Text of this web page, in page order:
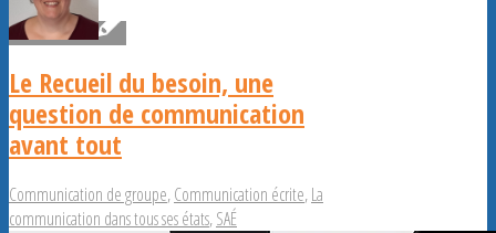
Le Recueil du besoin, une
question de communication
avant tout
Communication de groupe,Communication écrite,La
communication dans tous ses états,SAÉ